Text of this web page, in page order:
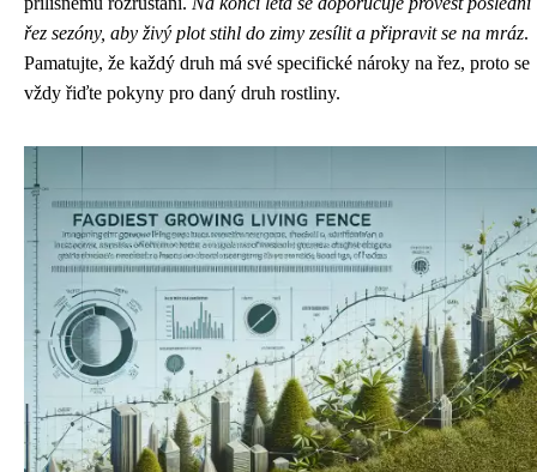
řez sezóny, aby živý plot stihl do zimy zesílit a připravit se na mráz.
Pamatujte, že každý druh má své specifické nároky na řez, proto se
vždy řiďte pokyny pro daný druh rostliny.